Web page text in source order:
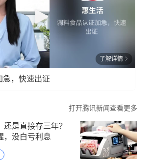
了解详情
急，快速出证
打开腾讯新闻查看更多
是直接存三年？
，没白亏利息